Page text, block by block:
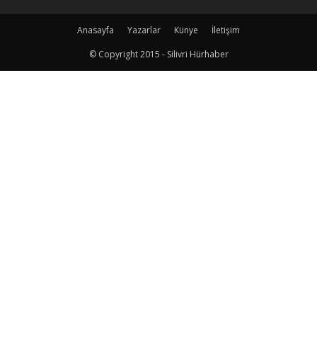
Anasayfa Yazarlar Künye
İletişim
© Copyright 2015 - Silivri Hürhaber